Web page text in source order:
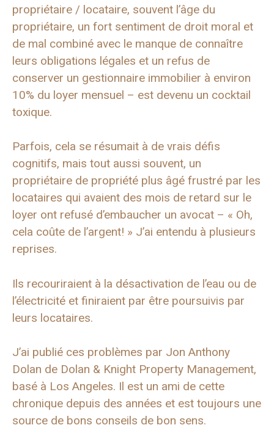
propriétaire / locataire, souvent l’âge du
propriétaire, un fort sentiment de droit moral et
de mal combiné avec le manque de connaître
leurs obligations légales et un refus de
conserver un gestionnaire immobilier à environ
10% du loyer mensuel – est devenu un cocktail
toxique.
Parfois, cela se résumait à de vrais défis
cognitifs, mais tout aussi souvent, un
propriétaire de propriété plus âgé frustré par les
locataires qui avaient des mois de retard sur le
loyer ont refusé d’embaucher un avocat – « Oh,
cela coûte de l’argent! » J’ai entendu à plusieurs
reprises.
Ils recouriraient à la désactivation de l’eau ou de
l’électricité et finiraient par être poursuivis par
leurs locataires.
J’ai publié ces problèmes par Jon Anthony
Dolan de Dolan & Knight Property Management,
basé à Los Angeles. Il est un ami de cette
chronique depuis des années et est toujours une
source de bons conseils de bon sens.